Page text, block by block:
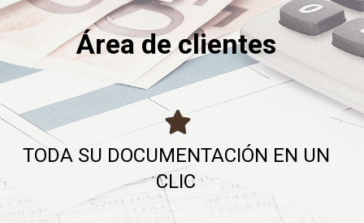
Área de clientes
TODA SU DOCUMENTACIÓN EN UN
CLIC